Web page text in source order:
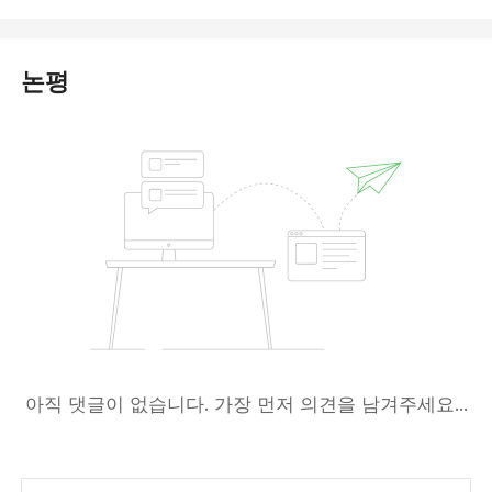
논평
아직 댓글이 없습니다. 가장 먼저 의견을 남겨주세요...